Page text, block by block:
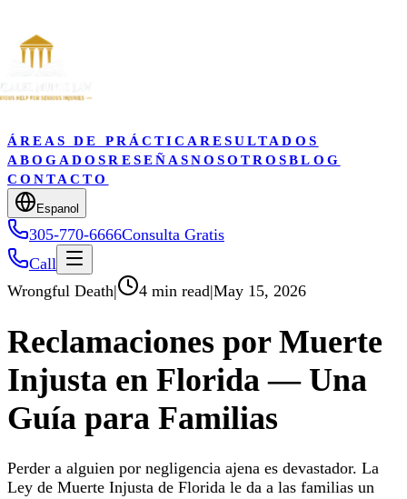
ÁREAS DE PRÁCTICARESULTADOS
ABOGADOSRESEÑASNOSOTROSBLOG
CONTACTO
Espanol
305-770-6666Consulta Gratis
Call
Wrongful Death| 4 min read|May 15, 2026
Reclamaciones por Muerte
Injusta en Florida — Una
Guía para Familias
Perder a alguien por negligencia ajena es devastador. La
Ley de Muerte Injusta de Florida le da a las familias un